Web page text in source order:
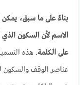
بناءً على ما سبق،
الاسم لأن السكون
على الكلمة. هذه
عناصر الوقف والسكون